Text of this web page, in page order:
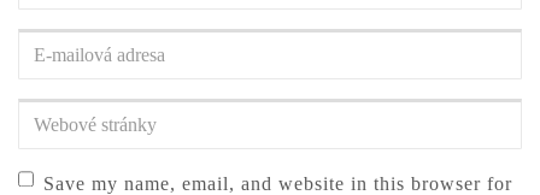
a
příjmení*
adresa*
Save my name, email, and website in this browser for